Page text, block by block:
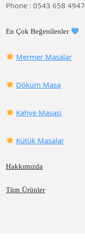
Phone : 0543 658 4947
En Çok Beğenilenler
Mermer Masalar
Döküm Masa
Kahve Masası
Kütük Masalar
Hakkımızda
Tüm Ürünler